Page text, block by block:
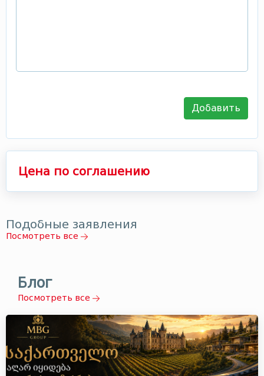
Добавить
Цена по соглашению
Подобные заявления
Посмотреть все
Блог
Посмотреть все